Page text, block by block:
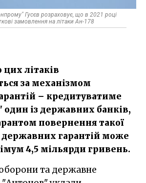
Гусєв розраховує, що в 2021 році
замовлення на літаки Ан-178
літаків
за механізмом
– кредитуватиме
із державних банків,
повернення такої
гарантій може
4,5 мільярди гривень.